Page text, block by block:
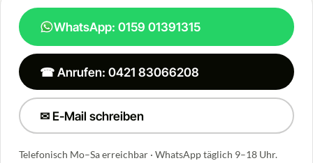
WhatsApp: 0159 01391315
☎ Anrufen: 0421 83066208
✉ E-Mail schreiben
Telefonisch Mo–Sa erreichbar · WhatsApp täglich 9–18 Uhr.